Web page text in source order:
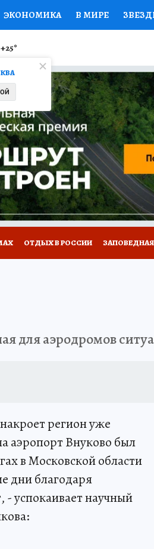
ЭКОНОМИКА В МИРЕ
НАЦИОНАЛЬНЫЕ
Я ЗНАЮ СЕМЬЯ ЖЕНСКИЕ
СПЕЦПРОЕКТЫ
КОНКУРСЫ РАБОТА У НАС
+25°
ОТДЫХ В РОССИИ
для аэродромов
регион уже
аэропорт Внуково был
в Московской области
дни благодаря
успокаивает научный